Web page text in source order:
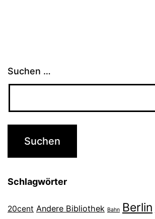
Suchen …
Schlagwörter
20cent Andere Bibliothek Bahn Berlin